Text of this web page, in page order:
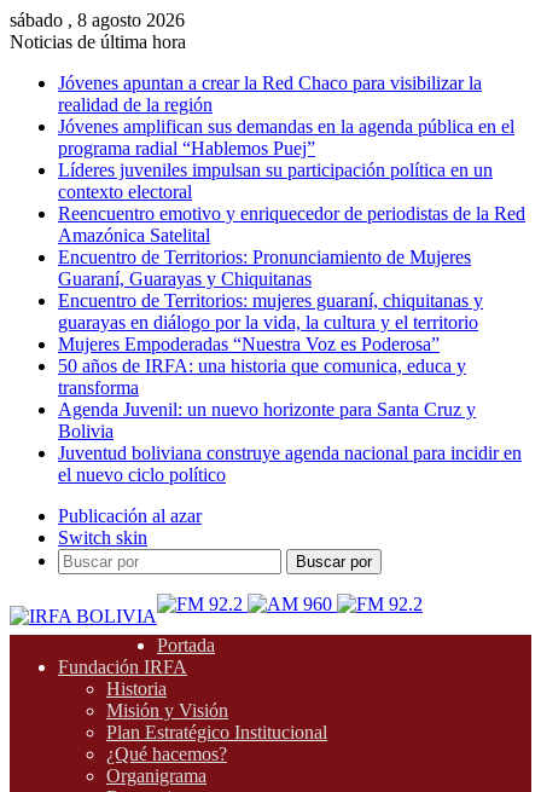
sábado , 8 agosto 2026
Noticias de última hora
Jóvenes apuntan a crear la Red Chaco para visibilizar la
realidad de la región
Jóvenes amplifican sus demandas en la agenda pública en el
programa radial “Hablemos Puej”
Líderes juveniles impulsan su participación política en un
contexto electoral
Reencuentro emotivo y enriquecedor de periodistas de la Red
Amazónica Satelital
Encuentro de Territorios: Pronunciamiento de Mujeres
Guaraní, Guarayas y Chiquitanas
Encuentro de Territorios: mujeres guaraní, chiquitanas y
guarayas en diálogo por la vida, la cultura y el territorio
Mujeres Empoderadas “Nuestra Voz es Poderosa”
50 años de IRFA: una historia que comunica, educa y
transforma
Agenda Juvenil: un nuevo horizonte para Santa Cruz y
Bolivia
Juventud boliviana construye agenda nacional para incidir en
el nuevo ciclo político
Publicación al azar
Switch skin
Buscar por
Portada
Fundación IRFA
Historia
Misión y Visión
Plan Estratégico Institucional
¿Qué hacemos?
Organigrama